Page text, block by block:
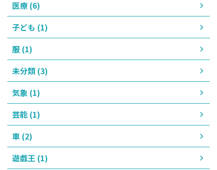
医療 (6)
子ども (1)
服 (1)
未分類 (3)
気象 (1)
芸能 (1)
車 (2)
遊戯王 (1)